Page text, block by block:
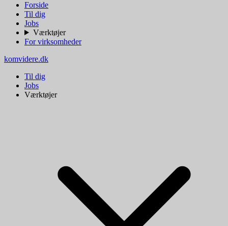
Forside
Til dig
Jobs
Værktøjer
For virksomheder
komvidere.dk
Til dig
Jobs
Værktøjer